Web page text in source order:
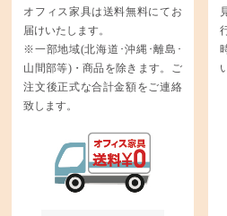
オフィス家具は送料無料にてお
届けいたします。
※一部地域(北海道･沖縄･離島･
山間部等)・商品を除きます。ご
注文後正式な合計金額をご連絡
致します。